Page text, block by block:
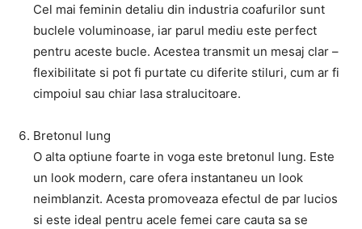
Cel mai feminin detaliu din industria coafurilor sunt
buclele voluminoase, iar parul mediu este perfect
pentru aceste bucle. Acestea transmit un mesaj clar –
flexibilitate si pot fi purtate cu diferite stiluri, cum ar fi
cimpoiul sau chiar lasa stralucitoare.
Bretonul lung
O alta optiune foarte in voga este bretonul lung. Este
un look modern, care ofera instantaneu un look
neimblanzit. Acesta promoveaza efectul de par lucios
si este ideal pentru acele femei care cauta sa se